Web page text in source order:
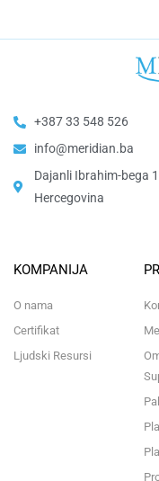
+387 33 548 526
info@meridian.ba
Dajanli Ibrahim-bega
Hercegovina​
KOMPANIJA
O nama
Certifikat
Ljudski Resursi